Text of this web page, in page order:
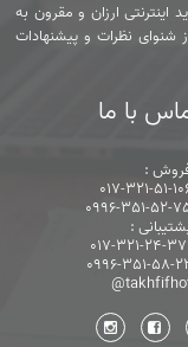
ارزان و مقرون به
نظرات و پیشنهادات
با ما
:
017-321-51-
0996-351-52-
:
017-321-24-
0996-351-58-